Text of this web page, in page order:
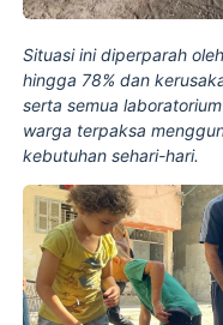
Situasi ini diperparah
hingga 78% dan
serta semua
warga terpaksa
kebutuhan sehari-hari.